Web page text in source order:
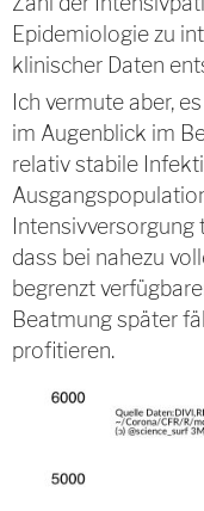
Epidemiologie zu
klinischer Daten
Ich vermute aber,
im Augenblick im
relativ stabile
dass bei nahezu
begrenzt
Beatmung später
profitieren.